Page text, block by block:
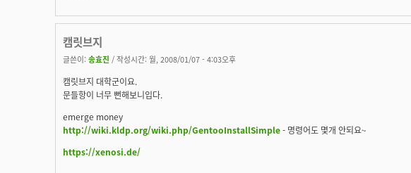
캠릿브지
글쓴이: 송효진 / 작성시간: 월, 2008/01/07 - 4:03오후
캠릿브지 대학군이요.
문들항이 너무 뻔해보니입다.
emerge money
http://wiki.kldp.org/wiki.php/GentooInstallSimple- 명령어도 몇개 안되요~
https://xenosi.de/